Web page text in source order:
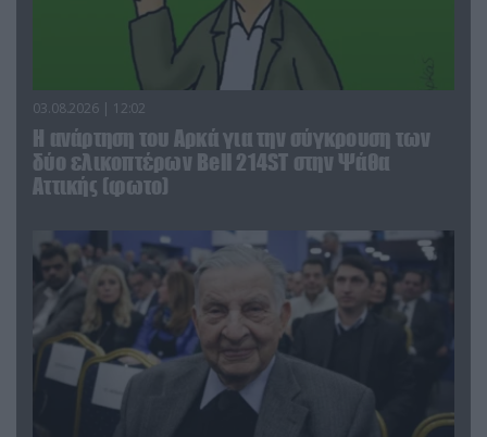
03.08.2026 | 12:02
Η ανάρτηση του Αρκά για την σύγκρουση των
δύο ελικοπτέρων Bell 214ST στην Ψάθα
Αττικής (φωτο)